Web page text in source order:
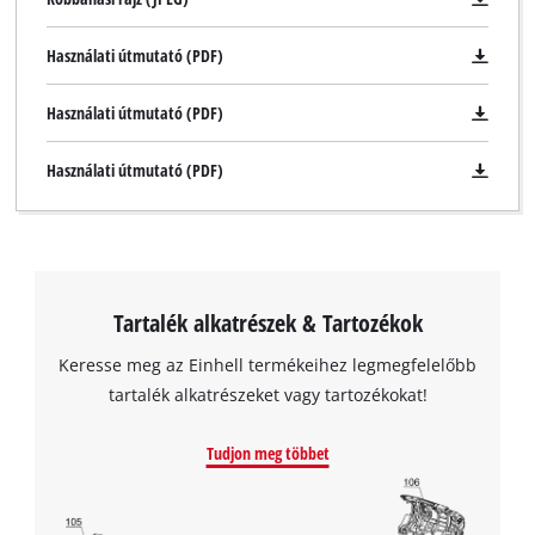
A Google Maps szolgáltatás betöltéséhez
szükségünk van az Ön jóváhagyására!
Használati útmutató (PDF)
Használati útmutató (PDF)
Használati útmutató (PDF)
Tartalék alkatrészek & Tartozékok
Keresse meg az Einhell termékeihez legmegfelelőbb
tartalék alkatrészeket vagy tartozékokat!
Tudjon meg többet